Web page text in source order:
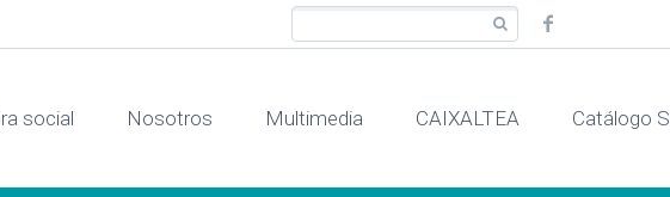
social Nosotros Multimedia CAIXALTEA Catálogo